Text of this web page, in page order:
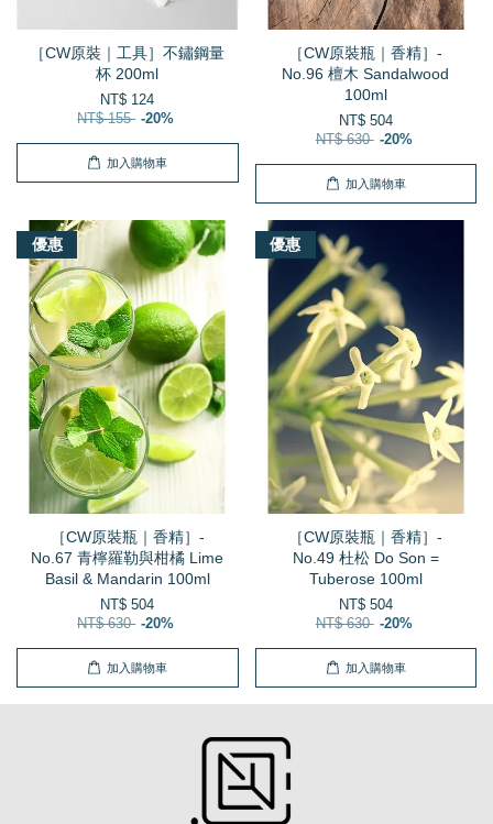
［CW原裝｜工具］不鏽鋼量
杯 200ml
NT$ 124
NT$ 155 -20%
加入購物車
［CW原裝瓶｜香精］-
No.96 檀木 Sandalwood
100ml
NT$ 504
NT$ 630 -20%
加入購物車
優惠
［CW原裝瓶｜香精］-
No.67 青檸羅勒與柑橘 Lime
Basil & Mandarin 100ml
NT$ 504
NT$ 630 -20%
加入購物車
優惠
［CW原裝瓶｜香精］-
No.49 杜松 Do Son =
Tuberose 100ml
NT$ 504
NT$ 630 -20%
加入購物車